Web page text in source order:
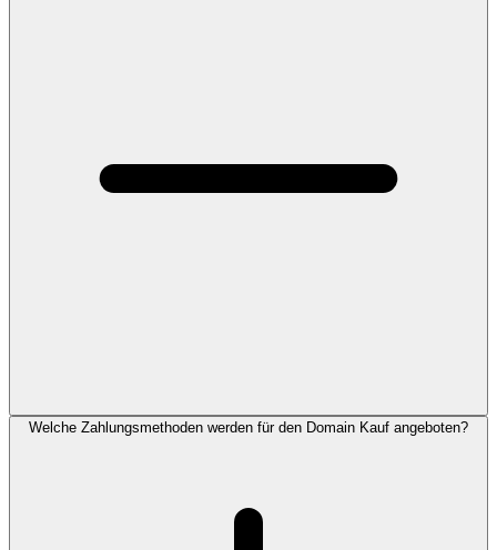
Welche Zahlungsmethoden werden für den Domain Kauf angeboten?